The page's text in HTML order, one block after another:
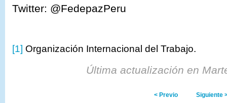
Twitter: @FedepazPeru
[1] Organización Internacional del Trabajo.
Última actualización en
< Previo Siguiente